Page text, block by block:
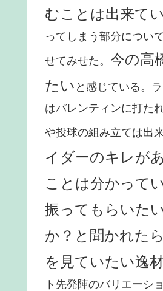
むことは出来てい
ってしまう部分につい
せてみせた。 今の高
たい と感じている。
はバレンティンに打た
や投球の組み立ては出
イダーのキレが
ことは分かって
振ってもらいた
か？と聞かれた
を見ていたい逸
ト先発陣のバリエーシ